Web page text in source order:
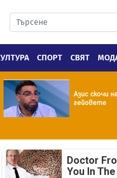
СПОРТ СВЯТ
Азис скочи
гейовете
Doctor
You In